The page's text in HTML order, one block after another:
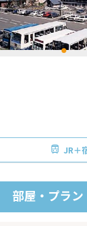
JR＋
部屋・プラン